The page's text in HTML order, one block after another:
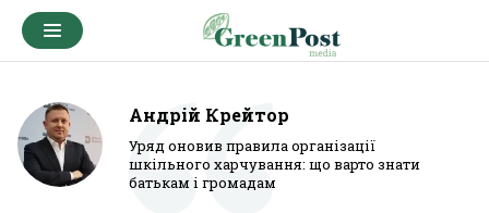
Андрій Крейтор
Уряд оновив правила організації
шкільного харчування: що варто знати
батькам і громадам